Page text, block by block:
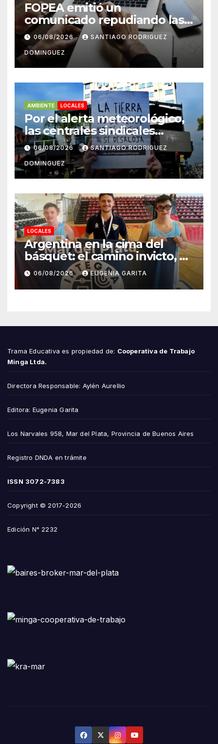
FOPEA emitió un
comunicado repudiando las
cuentas pseudo periodísticas
de Instagram en Mar del
Plata
06/08/2026 SANTIAGO RODRIGUEZ
DOMINGUEZ
AMBIENTE LOCALES
Por el alerta meteorológico,
las centrales sindicales
suspendieron la convocatoria
contra la Ley de Tierras en
Mar del Plata
06/08/2026 SANTIAGO RODRIGUEZ
DOMINGUEZ
LOCALES
Argentina en la cima del
básquet: el camino invicto, el
esfuerzo familiar y la jugada
que valió un Mundial
06/08/2026 EUGENIA GARITA
Trama Educativa es propiedad de: Cooperativa de Trabajo
Minga Ltda.
Directora Responsable: Aylén Aurellio
Editora: Eugenia Garita
Los Narvales 958, Mar del Plata, Provincia de Buenos Aires
Registro DNDA en trámite
ISSN 3072-7383
Copyright © 2017-2026
Edición N° 2232